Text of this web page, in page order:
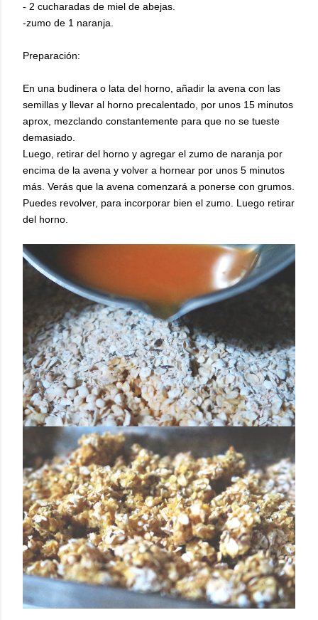
- 2 cucharadas de miel de abejas.
-zumo de 1 naranja.
Preparación:
En una budinera o lata del horno, añadir la avena con las
semillas y llevar al horno precalentado, por unos 15 minutos
aprox, mezclando constantemente para que no se tueste
demasiado.
Luego, retirar del horno y agregar el zumo de naranja por
encima de la avena y volver a hornear por unos 5 minutos
más. Verás que la avena comenzará a ponerse con grumos.
Puedes revolver, para incorporar bien el zumo. Luego retirar
del horno.